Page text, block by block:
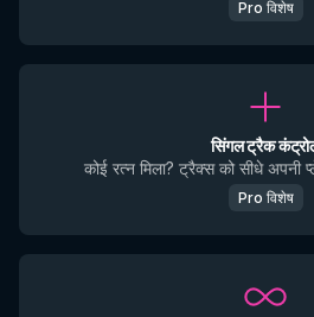
Pro विशेष
सिंगल ट्रैक
कोई रत्न मिला? ट्रैक्स को सीधे अपनी
Pro विशेष